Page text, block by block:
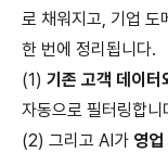
로 채워지고, 기업 도
한 번에 정리됩니다.
(1) 기존 고객 데이터
자동으로 필터링합니
(2) 그리고 AI가 영